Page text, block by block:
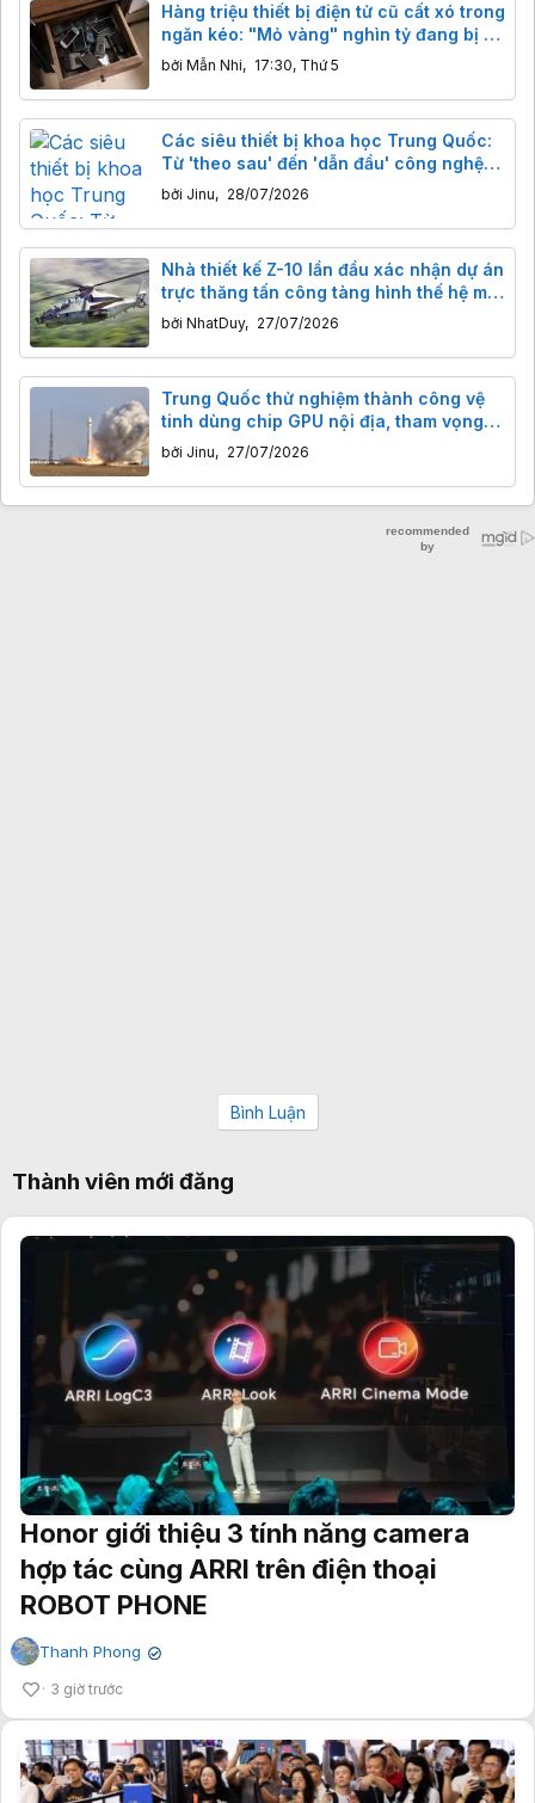
Hàng triệu thiết bị điện tử cũ cất xó trong
ngăn kéo: "Mỏ vàng" nghìn tỷ đang bị bỏ
quên
bởi Mẫn Nhi, 17:30, Thứ 5
Các siêu thiết bị khoa học Trung Quốc:
Từ 'theo sau' đến 'dẫn đầu' công nghệ
thế giới
bởi Jinu, 28/07/2026
Nhà thiết kế Z-10 lần đầu xác nhận dự án
trực thăng tấn công tàng hình thế hệ mới
của Trung Quốc
bởi NhatDuy, 27/07/2026
Trung Quốc thử nghiệm thành công vệ
tinh dùng chip GPU nội địa, tham vọng
trung tâm dữ liệu trên trời như Elon Musk
bởi Jinu, 27/07/2026
Bình Luận
Thành viên mới đăng
Honor giới thiệu 3 tính năng camera
hợp tác cùng ARRI trên điện thoại
ROBOT PHONE
Thanh Phong ✔
3 giờ trước